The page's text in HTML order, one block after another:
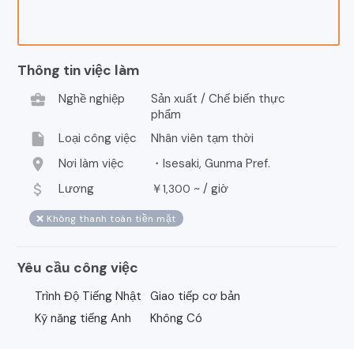
Thông tin việc làm
business_center
Nghề nghiệp
Sản xuất / Chế biến thực
phẩm
insert_drive_file Loại công việc Nhân viên tạm thời
location_on Nơi làm việc ・Isesaki, Gunma Pref.
attach_money Lương ￥1,300 ~ / giờ
❌ Không thanh toán tiền mặt
Yêu cầu công việc
Trình Độ Tiếng Nhật
Giao tiếp cơ bản
Kỹ năng tiếng Anh
Không Có